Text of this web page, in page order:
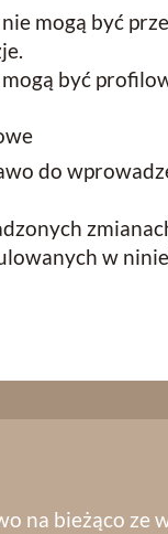
mogą być
być
do
w
na bieżąco ze